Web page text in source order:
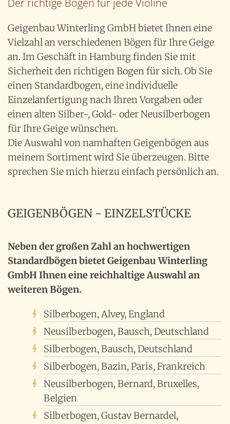
Geigenbau Winterling GmbH bietet Ihnen eine
Vielzahl an verschiedenen Bögen für Ihre Geige
an. Im Geschäft in Hamburg finden Sie mit
Sicherheit den richtigen Bogen für sich. Ob Sie
einen Standardbogen, eine individuelle
Einzelanfertigung nach Ihren Vorgaben oder
einen alten Silber-, Gold- oder Neusilberbogen
für Ihre Geige wünschen.
Die Auswahl von namhaften Geigenbögen aus
meinem Sortiment wird Sie überzeugen. Bitte
sprechen Sie mich hierzu einfach persönlich an.
GEIGENBÖGEN - EINZELSTÜCKE
Neben der großen Zahl an hochwertigen
Standardbögen bietet Geigenbau Winterling
GmbH Ihnen eine reichhaltige Auswahl an
weiteren Bögen.
Silberbogen, Alvey, England
Neusilberbogen, Bausch, Deutschland
Silberbogen, Bausch, Deutschland
Silberbogen, Bazin, Paris, Frankreich
Neusilberbogen, Bernard, Bruxelles,
Belgien
Silberbogen, Gustav Bernardel,